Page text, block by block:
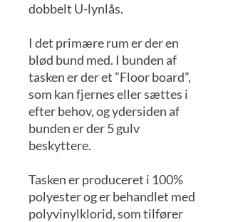
dobbelt U-lynlås.
I det primære rum er der en
blød bund med. I bunden af
tasken er der et ”Floor board”,
som kan fjernes eller sættes i
efter behov, og ydersiden af
bunden er der 5 gulv
beskyttere.
Tasken er produceret i 100%
polyester og er behandlet med
polyvinylklorid, som tilfører